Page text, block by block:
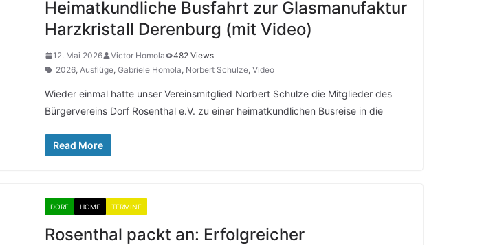
Heimatkundliche Busfahrt zur Glasmanufaktur
Harzkristall Derenburg (mit Video)
12. Mai 2026 Victor Homola
482 Views
2026, Ausflüge, Gabriele Homola, Norbert Schulze, Video
Wieder einmal hatte unser Vereinsmitglied Norbert Schulze die Mitglieder des
Bürgervereins Dorf Rosenthal e.V. zu einer heimatkundlichen Busreise in die
Read More
DORF HOME TERMINE
Rosenthal packt an: Erfolgreicher